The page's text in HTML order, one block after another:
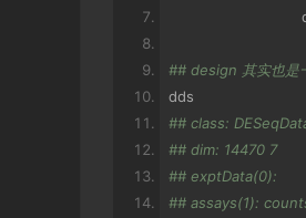
## design 其实也是
dds
## class:
## dim: 14470 7
## exptData(0):
## assays(1):